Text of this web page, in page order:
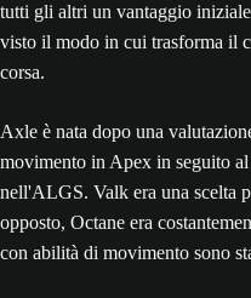
tutti gli altri un vantaggio
visto il modo in cui trasforma il
corsa.
Axle è nata dopo una
movimento in Apex in seguito
nell'ALGS. Valk era una scelta
opposto, Octane era
con abilità di movimento sono